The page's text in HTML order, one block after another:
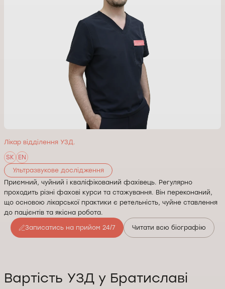
Лікар відділення УЗД.
SK
EN
Ультразвукове дослідження
Приємний, чуйний і кваліфікований фахівець. Регулярно
проходить різні фахові курси та стажування. Він переконаний,
що основою лікарської практики є ретельність, чуйне ставлення
до пацієнтів та якісна робота.
Записатись на прийом 24/7 Читати всю біографію
Вартість УЗД у Братиславі